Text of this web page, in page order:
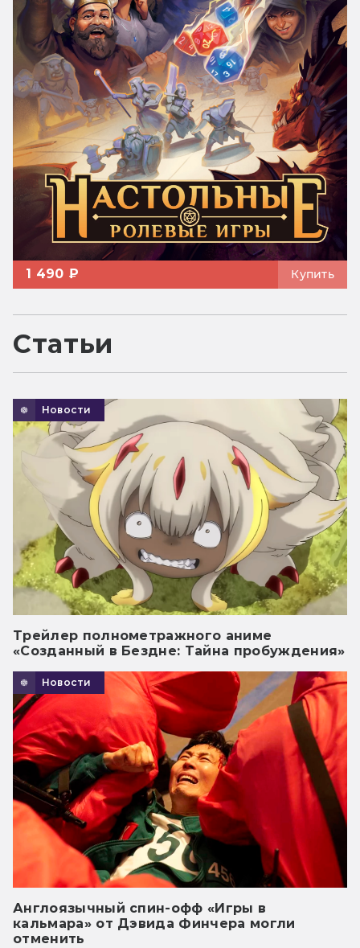
1 490 ₽ Купить
Статьи
Новости
Трейлер полнометражного аниме
«Созданный в Бездне: Тайна пробуждения»
Новости
Англоязычный спин-офф «Игры в
кальмара» от Дэвида Финчера могли
отменить